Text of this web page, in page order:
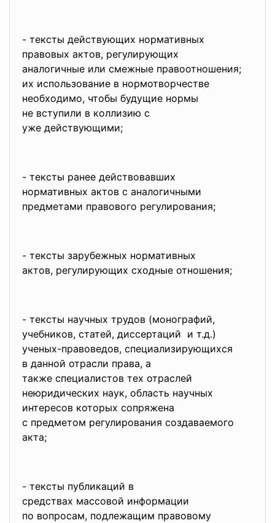
- тексты действующих нормативных
правовых актов, регулирующих
аналогичные или смежные правоотношения;
их использование в нормотворчестве
необходимо, чтобы будущие нормы
не вступили в коллизию с
уже действующими;
- тексты ранее действовавших
нормативных актов с аналогичными
предметами правового регулирования;
- тексты зарубежных нормативных
актов, регулирующих сходные отношения;
- тексты научных трудов (монографий,
учебников, статей, диссертаций и т.д.)
ученых-правоведов, специализирующихся
в данной отрасли права, а
также специалистов тех отраслей
неюридических наук, область научных
интересов которых сопряжена
с предметом регулирования создаваемого
акта;
- тексты публикаций в
средствах массовой информации
по вопросам, подлежащим правовому